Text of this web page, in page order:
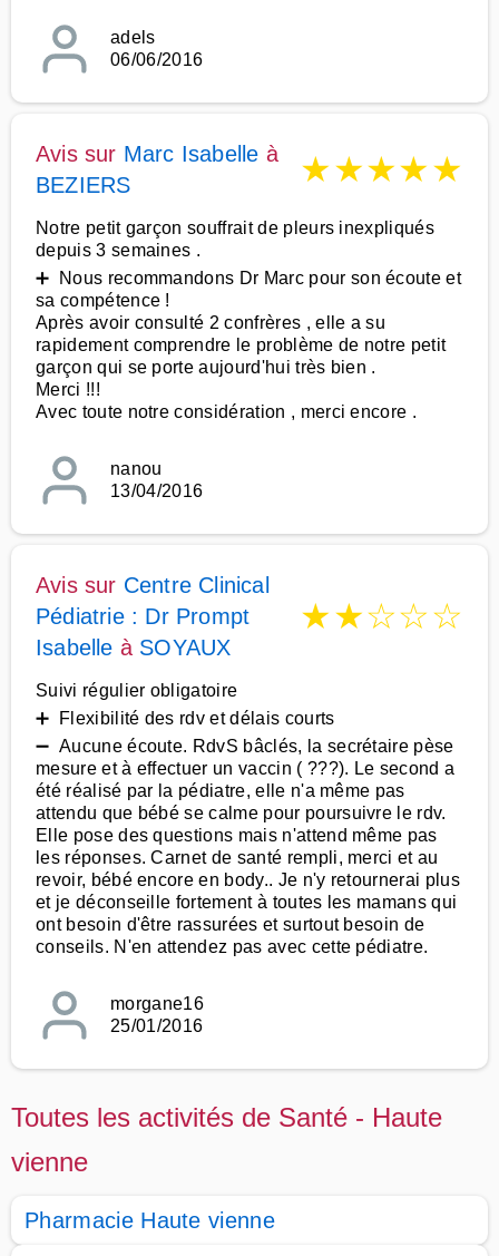
adels
06/06/2016
Avis sur Marc Isabelle à
BEZIERS
★★★★★
Notre petit garçon souffrait de pleurs inexpliqués
depuis 3 semaines .
➕ Nous recommandons Dr Marc pour son écoute et
sa compétence !
Après avoir consulté 2 confrères , elle a su
rapidement comprendre le problème de notre petit
garçon qui se porte aujourd'hui très bien .
Merci !!!
Avec toute notre considération , merci encore .
nanou
13/04/2016
Avis sur Centre Clinical
Pédiatrie : Dr Prompt
Isabelle à SOYAUX
★★☆☆☆
Suivi régulier obligatoire
➕ Flexibilité des rdv et délais courts
➖ Aucune écoute. RdvS bâclés, la secrétaire pèse
mesure et à effectuer un vaccin ( ???). Le second a
été réalisé par la pédiatre, elle n'a même pas
attendu que bébé se calme pour poursuivre le rdv.
Elle pose des questions mais n'attend même pas
les réponses. Carnet de santé rempli, merci et au
revoir, bébé encore en body.. Je n'y retournerai plus
et je déconseille fortement à toutes les mamans qui
ont besoin d'être rassurées et surtout besoin de
conseils. N'en attendez pas avec cette pédiatre.
morgane16
25/01/2016
Toutes les activités de Santé - Haute
vienne
Pharmacie Haute vienne